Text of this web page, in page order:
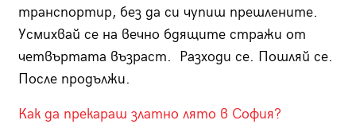
транспортир, без да си чупиш прешлените.
Усмихвай се на вечно бдящите стражи от
четвъртата възраст. Разходи се. Пошляй се.
После продължи.
Как да прекараш златно лято в София?